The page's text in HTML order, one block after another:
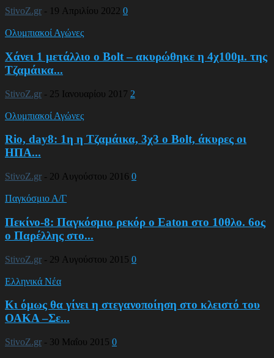
StivoZ.gr - 19 Απριλίου 2022 0
Ολυμπιακοί Αγώνες
Χάνει 1 μετάλλιο ο Bolt – ακυρώθηκε η 4χ100μ. της
Τζαμάικα...
StivoZ.gr - 25 Ιανουαρίου 2017 2
Ολυμπιακοί Αγώνες
Rio, day8: 1η η Τζαμάικα, 3χ3 ο Bolt, άκυρες οι
ΗΠΑ...
StivoZ.gr - 20 Αυγούστου 2016 0
Παγκόσμιο Α/Γ
Πεκίνο-8: Παγκόσμιο ρεκόρ ο Eaton στο 10θλο. 6ος
ο Παρέλλης στο...
StivoZ.gr - 29 Αυγούστου 2015 0
Ελληνικά Νέα
Κι όμως θα γίνει η στεγανοποίηση στο κλειστό του
ΟΑΚΑ –Σε...
StivoZ.gr - 30 Μαΐου 2015 0